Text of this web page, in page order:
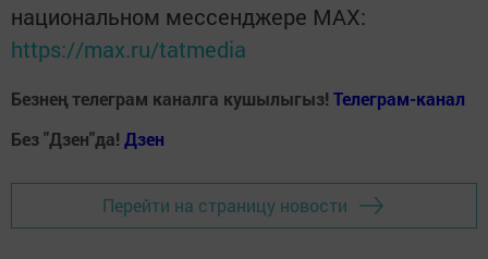
национальном мессенджере MАХ:
https://max.ru/tatmedia
Безнең телеграм каналга кушылыгыз! Телеграм-канал
Без "Дзен"да! Дзен
Перейти на страницу новости